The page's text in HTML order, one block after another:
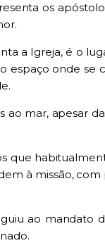
os
.
a Igreja,é o
espaço onde se
ao mar,apesar
que
à missão, com
ao mandato